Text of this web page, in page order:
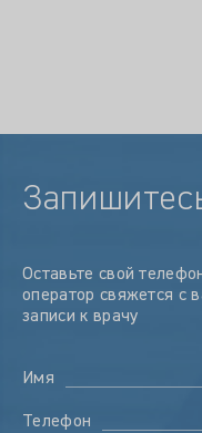
Оставьте свой
оператор свяжется с
записи к врачу
Имя
Телефон